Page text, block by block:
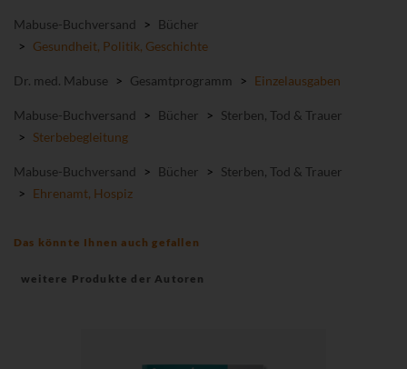
Mabuse-Buchversand > Bücher
> Gesundheit, Politik, Geschichte
Dr. med. Mabuse > Gesamtprogramm > Einzelausgaben
Mabuse-Buchversand > Bücher > Sterben, Tod & Trauer
> Sterbebegleitung
Mabuse-Buchversand > Bücher > Sterben, Tod & Trauer
> Ehrenamt, Hospiz
Das könnte Ihnen auch gefallen
weitere Produkte der Autoren